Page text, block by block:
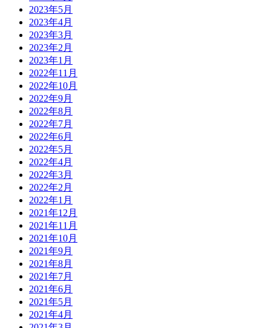
2023年5月
2023年4月
2023年3月
2023年2月
2023年1月
2022年11月
2022年10月
2022年9月
2022年8月
2022年7月
2022年6月
2022年5月
2022年4月
2022年3月
2022年2月
2022年1月
2021年12月
2021年11月
2021年10月
2021年9月
2021年8月
2021年7月
2021年6月
2021年5月
2021年4月